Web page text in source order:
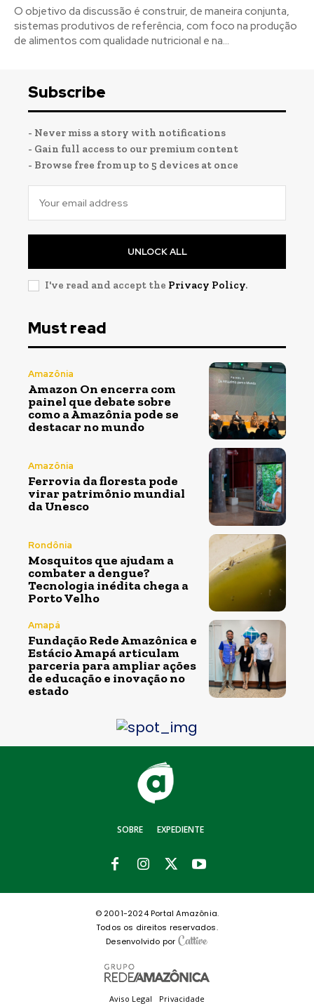
O objetivo da discussão é construir, de maneira conjunta,
sistemas produtivos de referência, com foco na produção
de alimentos com qualidade nutricional e na...
Subscribe
- Never miss a story with notifications
- Gain full access to our premium content
- Browse free from up to 5 devices at once
UNLOCK ALL
I've read and accept the Privacy Policy.
Must read
Amazônia
Amazon On encerra com
painel que debate sobre
como a Amazônia pode se
destacar no mundo
Amazônia
Ferrovia da floresta pode
virar patrimônio mundial
da Unesco
Rondônia
Mosquitos que ajudam a
combater a dengue?
Tecnologia inédita chega a
Porto Velho
Amapá
Fundação Rede Amazônica e
Estácio Amapá articulam
parceria para ampliar ações
de educação e inovação no
estado
SOBRE EXPEDIENTE
© 2001-2024 Portal Amazônia.
Todos os direitos reservados.
Desenvolvido por
Aviso Legal Privacidade